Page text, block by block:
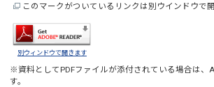
このマークがついているリンクは別ウインドウで
別ウィンドウで開きます
※資料としてPDFファイルが添付されている場合は、
す。